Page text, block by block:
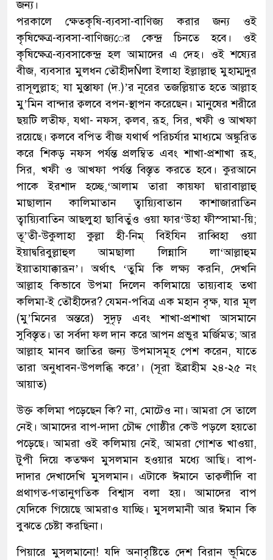
জন্য।
পরকালে ক্ষেতকৃষি-ব্যবসা-বাণিজ্য করার জন্য ওই
কৃষিক্ষেত্র-ব্যবসা-বাণিজ্যের কেন্দ্র চিনতে হবে। ওই
কৃষিক্ষেত্র-ব্যবসাকেন্দ্র হল আমাদের এ দেহ। ওই শষ্যের
বীজ, ব্যবসার মুলধন তৌহীদÑলা ইলাহা ইল্লাল্লাহু মুহাম্মদুর
রাসূলুল্লাহ; যা মুস্তাফা (দ.)’র নূরের তজল্লিয়াত হতে আল্লাহ
মু’মিন বান্দার ক্বলবে বপন-স্থাপন করেছেন। মানুষের শরীরে
ছয়টি লতীফ, যথা- নফস, ক্বলব, রূহ, সির, খফী ও আখফা
রয়েছে। ক্বলবে বপিত বীজ যথার্থ পরিচর্যার মাধ্যমে অঙ্কুরিত
করে শিকড় নফস পর্যন্ত প্রলম্বিত এবং শাখা-প্রশাখা রূহ,
সির, খফী ও আখফা পর্যন্ত বিস্তৃত করতে হবে। কুরআনে
পাকে ইরশাদ হচ্ছে,‘আলাম তারা কায়ফা দ্বারাবাল্লাহু
মাছালান কালিমাতান ত্বায়্যিবাতান কাশাজারাতিন
ত্বায়্যিবাতিন আছলুহা ছাবিতুঁও ওয়া ফার‘উহা ফীস্সামা-য়ি;
তূ’তী-উকুলাহা কুল্লা হী-নিম্ বিইয্নি রাব্বিহা ওয়া
ইয়াদ্বরিবুল্লাহুল আমছালা লিন্নাসি লা‘আল্লাহুম
ইয়াতাযাক্কারূন’। অর্থাৎ ‘তুমি কি লক্ষ্য করনি, দেখনি
আল্লাহ কিভাবে উপমা দিলেন কলিমায়ে তায়্যবাহ তথা
কলিমা-ই তৌহীদের? যেমন-পবিত্র এক মহান বৃক্ষ, যার মূল
(মু’মিনের অন্তরে) সুদৃঢ় এবং শাখা-প্রশাখা আসমানে
সুবিস্তৃত। তা সর্বদা ফল দান করে আপন প্রভুর মর্জিমত; আর
আল্লাহ মানব জাতির জন্য উপমাসমূহ পেশ করেন, যাতে
তারা অনুধাবন-উপলব্ধি করে’। (সূরা ইব্রাহীম ২৪-২৫ নং
আয়াত)
উক্ত কলিমা পড়েছেন কি? না, মোটেও না। আমরা সে তালে
নেই। আমাদের বাপ-দাদা চৌদ্দ গোষ্ঠীর কেউ পড়লে হয়তো
পড়েছে। আমরা ওই কলিমায় নেই, আমরা গোশত খাওয়া,
টুপী দিয়ে কতক্ষণ মুসলমান হওয়ার মধ্যে আছি। বাপ-
দাদার দেখাদেখি মুসলমান। এটাকে ঈমানে তাক্বলীদি বা
প্রথাগত-গতানুগতিক বিশ্বাস বলা হয়। আমাদের বাপ
যেদিকে গিয়েছে আমরাও যাচ্ছি। মুসলমানী আর ঈমান কি
বুঝতে চেষ্টা করছিনা।
পিয়ারে মুসলমানো! যদি অনাবৃষ্টিতে দেশ বিরান ভূমিতে